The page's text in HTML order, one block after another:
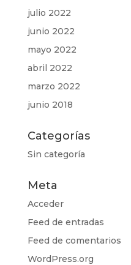
julio 2022
junio 2022
mayo 2022
abril 2022
marzo 2022
junio 2018
Categorías
Sin categoría
Meta
Acceder
Feed de entradas
Feed de comentarios
WordPress.org